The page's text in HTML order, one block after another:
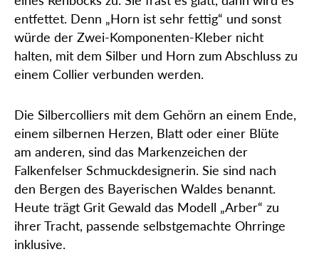
entfettet. Denn „Horn ist sehr fettig“ und sonst
würde der Zwei-Komponenten-Kleber nicht
halten, mit dem Silber und Horn zum Abschluss zu
einem Collier verbunden werden.
Die Silbercolliers mit dem Gehörn an einem Ende,
einem silbernen Herzen, Blatt oder einer Blüte
am anderen, sind das Markenzeichen der
Falkenfelser Schmuckdesignerin. Sie sind nach
den Bergen des Bayerischen Waldes benannt.
Heute trägt Grit Gewald das Modell „Arber“ zu
ihrer Tracht, passende selbstgemachte Ohrringe
inklusive.